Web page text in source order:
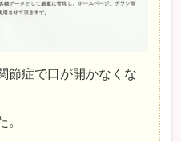
節症で口が開かなくな
。